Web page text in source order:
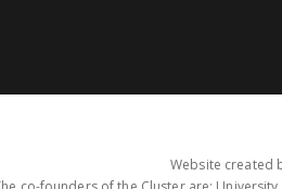
Website created